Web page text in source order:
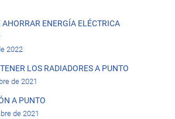
AHORRAR ENERGÍA ELÉCTRICA
2022
LOS RADIADORES A PUNTO
de 2021
A PUNTO
de 2021